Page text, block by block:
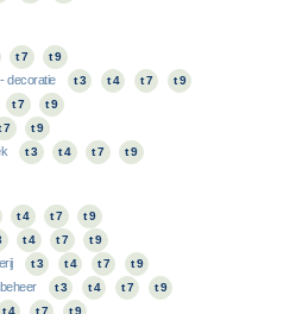
t 7 t 9
decoratie t 3 t 4 t 7 t 9
t 7 t 9
7 t 9
t 3 t 4 t 7 t 9
t 4 t 7 t 9
t 4 t 7 t 9
t 3 t 4 t 7 t 9
t 3 t 4 t 7 t 9